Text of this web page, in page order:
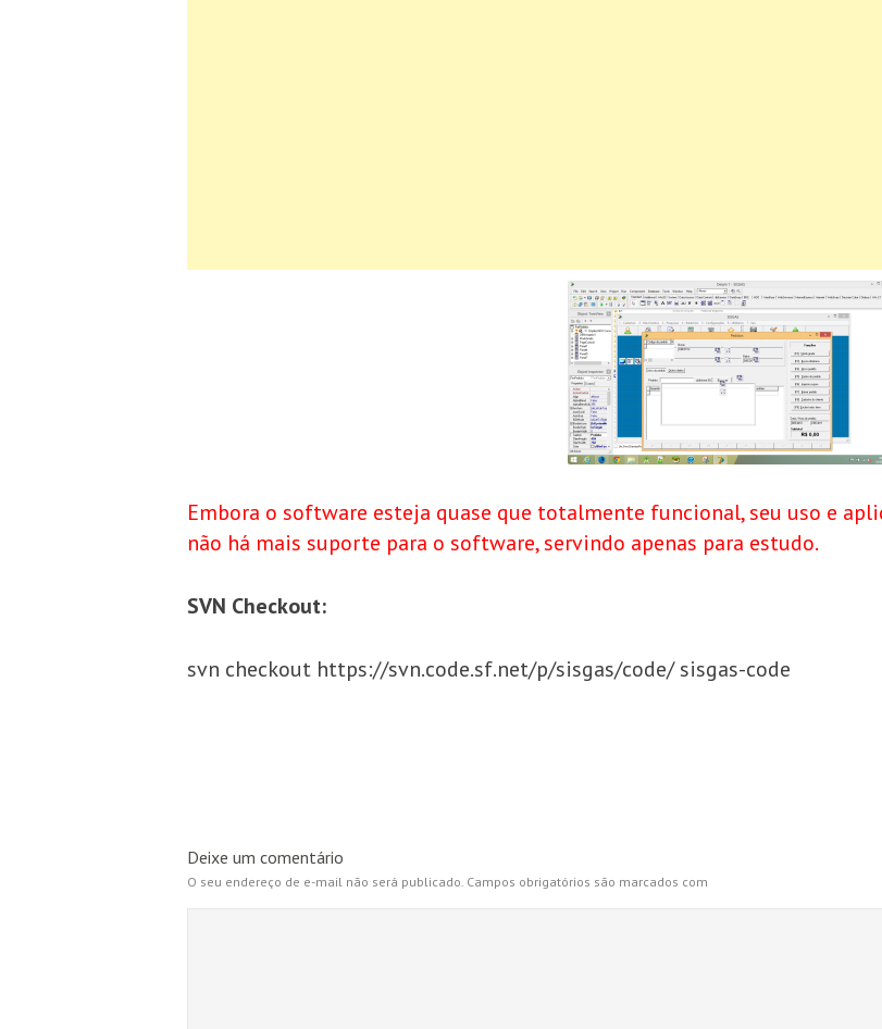
Embora o software esteja quase que totalmente funcional, seu uso e
não há mais suporte para o software, servindo apenas para estudo.
SVN Checkout:
svn checkout https://svn.code.sf.net/p/sisgas/code/ sisgas-code
Deixe um comentário
O seu endereço de e-mail não será publicado. Campos obrigatórios são marcados com